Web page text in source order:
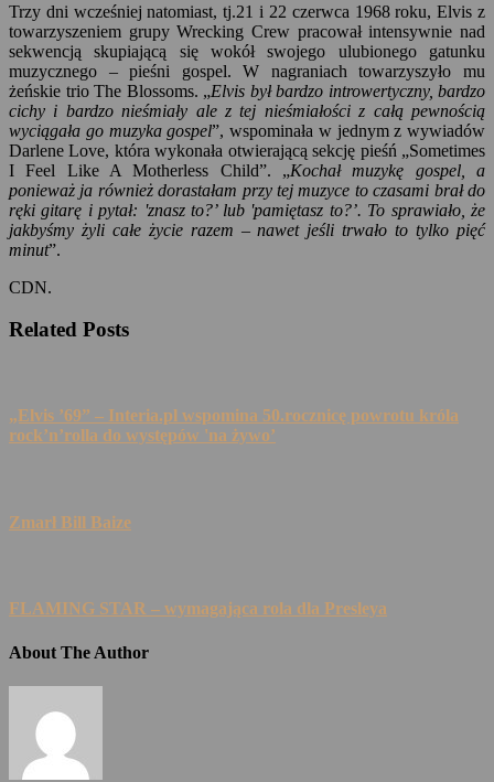
Trzy dni wcześniej natomiast, tj.21 i 22 czerwca 1968 roku, Elvis z
towarzyszeniem grupy Wrecking Crew pracował intensywnie nad
sekwencją skupiającą się wokół swojego ulubionego gatunku
muzycznego – pieśni gospel. W nagraniach towarzyszyło mu
żeńskie trio The Blossoms. „Elvis był bardzo introwertyczny, bardzo
cichy i bardzo nieśmiały ale z tej nieśmiałości z całą pewnością
wyciągała go muzyka gospel”, wspominała w jednym z wywiadów
Darlene Love, która wykonała otwierającą sekcję pieśń „Sometimes
I Feel Like A Motherless Child”. „Kochał muzykę gospel, a
ponieważ ja również dorastałam przy tej muzyce to czasami brał do
ręki gitarę i pytał: 'znasz to?’ lub 'pamiętasz to?’. To sprawiało, że
jakbyśmy żyli całe życie razem – nawet jeśli trwało to tylko pięć
minut”.
CDN.
Related Posts
„Elvis ’69” – Interia.pl wspomina 50.rocznicę powrotu króla
rock’n’rolla do występów 'na żywo’
Zmarł Bill Baize
FLAMING STAR – wymagająca rola dla Presleya
About The Author